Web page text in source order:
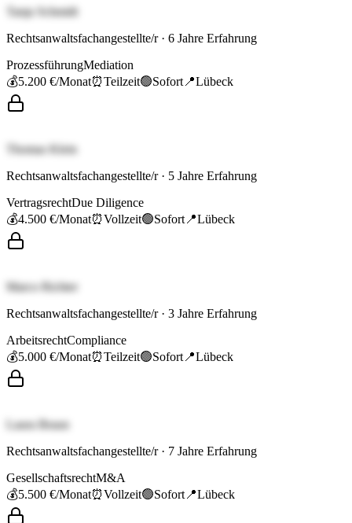
Tanja Schmidt
Rechtsanwaltsfachangestellte/r· 6 Jahre Erfahrung
ProzessführungMediation
💰5.200 €/Monat⏰Teilzeit🟢Sofort 📍Lübeck
Thomas Klein
Rechtsanwaltsfachangestellte/r· 5 Jahre Erfahrung
VertragsrechtDue Diligence
💰4.500 €/Monat⏰Vollzeit🟢Sofort 📍Lübeck
Marco Richter
Rechtsanwaltsfachangestellte/r· 3 Jahre Erfahrung
ArbeitsrechtCompliance
💰5.000 €/Monat⏰Teilzeit🟢Sofort 📍Lübeck
Laura Braun
Rechtsanwaltsfachangestellte/r· 7 Jahre Erfahrung
GesellschaftsrechtM&A
💰5.500 €/Monat⏰Vollzeit🟢Sofort 📍Lübeck